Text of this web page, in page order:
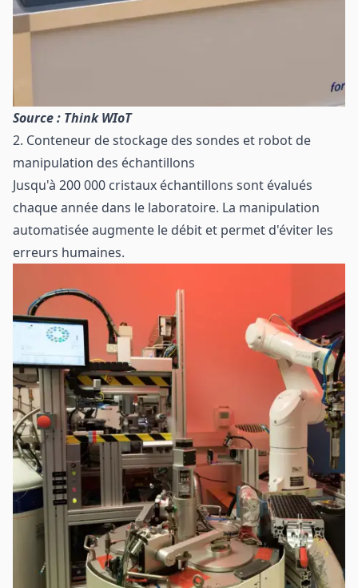
Source : Think WIoT
2. Conteneur de stockage des sondes et robot de
manipulation des échantillons
Jusqu'à 200 000 cristaux échantillons sont évalués
chaque année dans le laboratoire. La manipulation
automatisée augmente le débit et permet d'éviter les
erreurs humaines.